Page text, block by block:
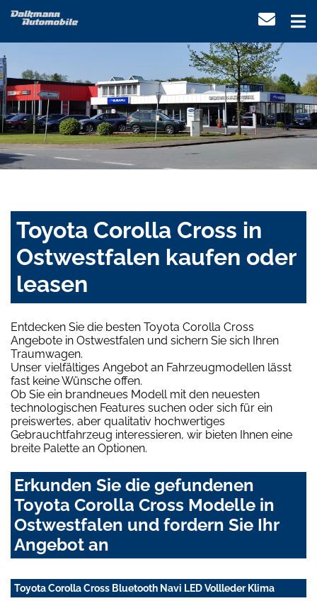
Toyota Corolla Cross in
Ostwestfalen kaufen oder
leasen
Entdecken Sie die besten Toyota Corolla Cross
Angebote in Ostwestfalen und sichern Sie sich Ihren
Traumwagen.
Unser vielfältiges Angebot an Fahrzeugmodellen lässt
fast keine Wünsche offen.
Ob Sie ein brandneues Modell mit den neuesten
technologischen Features suchen oder sich für ein
preiswertes, aber qualitativ hochwertiges
Gebrauchtfahrzeug interessieren, wir bieten Ihnen eine
breite Palette an Optionen.
Erkunden Sie die gefundenen
Toyota Corolla Cross Modelle in
Ostwestfalen und fordern Sie Ihr
Angebot an
Toyota Corolla Cross Bluetooth Navi LED Vollleder Klima